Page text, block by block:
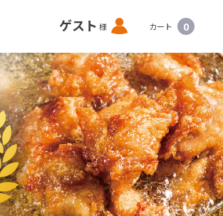
ゲスト 様 ロ
グ
イ
ン
カート 0